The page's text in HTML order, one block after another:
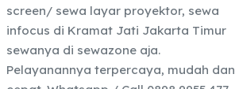
screen/ sewa layar proyektor, sewa
infocus di Kramat Jati Jakarta Timur
sewanya di sewazone aja.
Pelayanannya terpercaya, mudah dan